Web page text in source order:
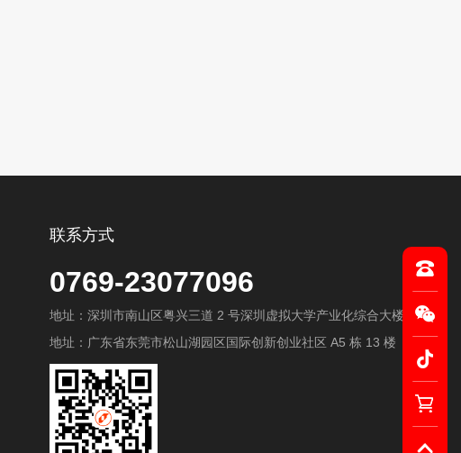
联系方式
0769-23077096
地址：深圳市南山区粤兴三道 2 号深圳虚拟大学产业化综合大楼 A603
地址：广东省东莞市松山湖园区国际创新创业社区 A5 栋 13 楼